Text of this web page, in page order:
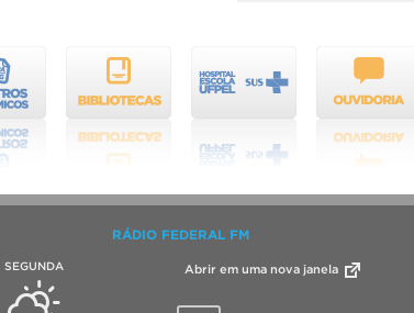
SEGUNDA
RÁDIO FEDERAL FM
Abrir em uma nova janela